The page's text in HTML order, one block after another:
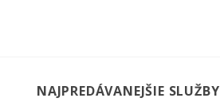
NAJPREDÁVANEJŠIE SLUŽBY